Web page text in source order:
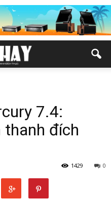
7.4:
đích
0
1429